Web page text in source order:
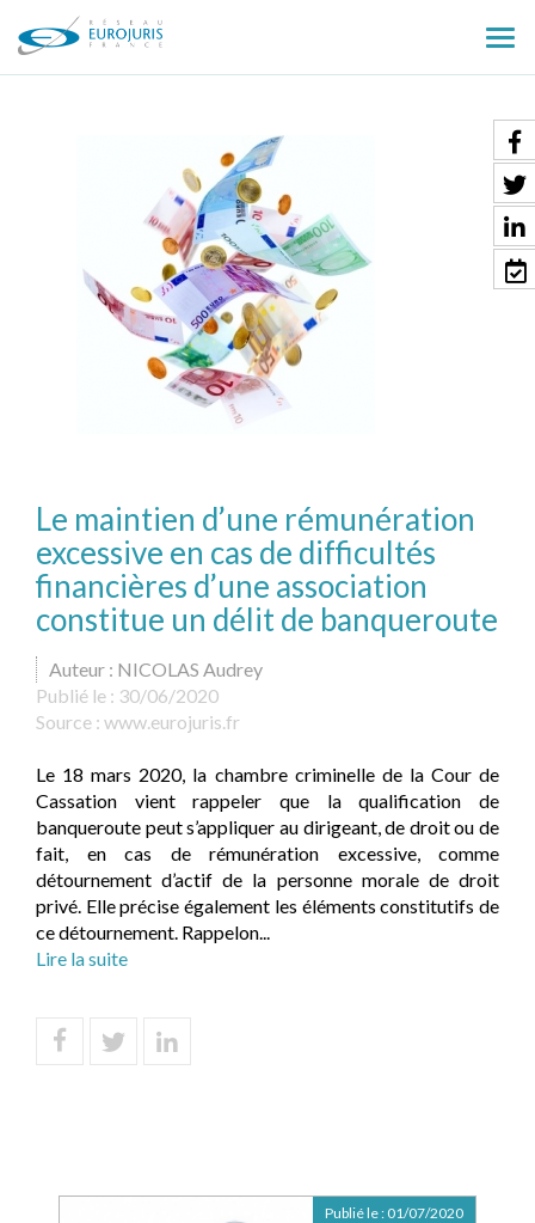
le
Le maintien d’une rémunération
excessive en cas de difficultés
financières d’une association
constitue un délit de banqueroute
Auteur : NICOLAS Audrey
Publié le : 30/06/2020
Source : www.eurojuris.fr
Le 18 mars 2020, la chambre criminelle de la Cour de
Cassation vient rappeler que la qualification de
banqueroute peut s’appliquer au dirigeant, de droit ou de
fait, en cas de rémunération excessive, comme
détournement d’actif de la personne morale de droit
privé. Elle précise également les éléments constitutifs de
ce détournement. Rappelon...
Lire la suite
Publié le : 01/07/2020